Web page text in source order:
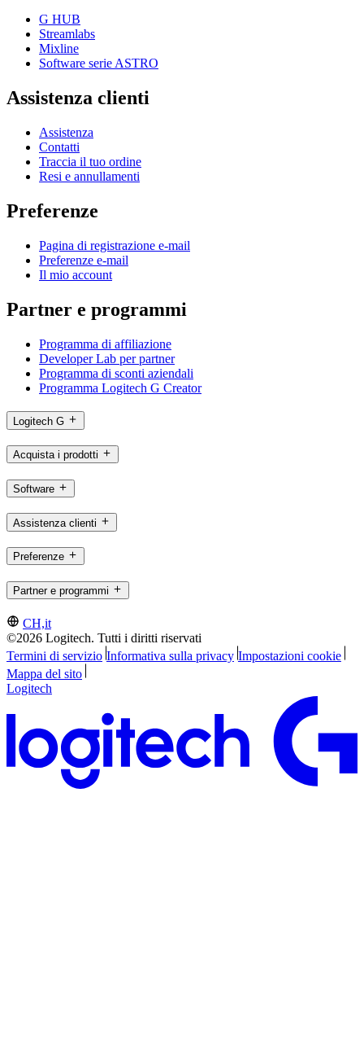
G HUB
Streamlabs
Mixline
Software serie ASTRO
Assistenza clienti
Assistenza
Contatti
Traccia il tuo ordine
Resi e annullamenti
Preferenze
Pagina di registrazione e-mail
Preferenze e-mail
Il mio account
Partner e programmi
Programma di affiliazione
Developer Lab per partner
Programma di sconti aziendali
Programma Logitech G Creator
Logitech G
Acquista i prodotti
Software
Assistenza clienti
Preferenze
Partner e programmi
CH,it
©2026 Logitech. Tutti i diritti riservati
Termini di servizio Informativa sulla privacy Impostazioni cookie
Mappa del sito
Logitech